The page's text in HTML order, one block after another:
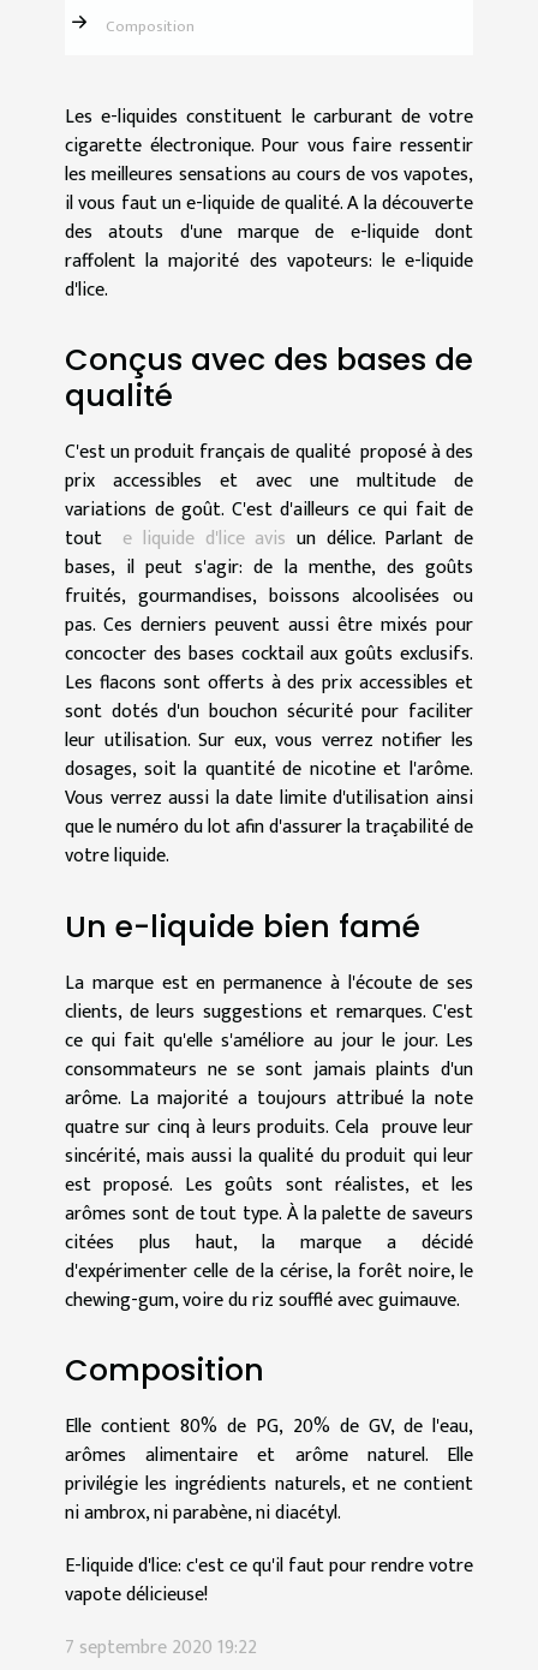
Composition
Les e-liquides constituent le carburant de votre
cigarette électronique. Pour vous faire ressentir
les meilleures sensations au cours de vos vapotes,
il vous faut un e-liquide de qualité. A la découverte
des atouts d'une marque de e-liquide dont
raffolent la majorité des vapoteurs: le e-liquide
d'lice.
Conçus avec des bases de
qualité
C'est un produit français de qualité proposé à des
prix accessibles et avec une multitude de
variations de goût. C'est d'ailleurs ce qui fait de
tout e liquide d'lice avis un délice. Parlant de
bases, il peut s'agir: de la menthe, des goûts
fruités, gourmandises, boissons alcoolisées ou
pas. Ces derniers peuvent aussi être mixés pour
concocter des bases cocktail aux goûts exclusifs.
Les flacons sont offerts à des prix accessibles et
sont dotés d'un bouchon sécurité pour faciliter
leur utilisation. Sur eux, vous verrez notifier les
dosages, soit la quantité de nicotine et l'arôme.
Vous verrez aussi la date limite d'utilisation ainsi
que le numéro du lot afin d'assurer la traçabilité de
votre liquide.
Un e-liquide bien famé
La marque est en permanence à l'écoute de ses
clients, de leurs suggestions et remarques. C'est
ce qui fait qu'elle s'améliore au jour le jour. Les
consommateurs ne se sont jamais plaints d'un
arôme. La majorité a toujours attribué la note
quatre sur cinq à leurs produits. Cela prouve leur
sincérité, mais aussi la qualité du produit qui leur
est proposé. Les goûts sont réalistes, et les
arômes sont de tout type. À la palette de saveurs
citées plus haut, la marque a décidé
d'expérimenter celle de la cérise, la forêt noire, le
chewing-gum, voire du riz soufflé avec guimauve.
Composition
Elle contient 80% de PG, 20% de GV, de l'eau,
arômes alimentaire et arôme naturel. Elle
privilégie les ingrédients naturels, et ne contient
ni ambrox, ni parabène, ni diacétyl.
E-liquide d'lice: c'est ce qu'il faut pour rendre votre
vapote délicieuse!
7 septembre 2020 19:22